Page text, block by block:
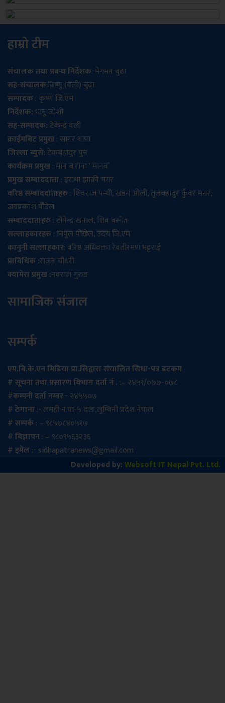
हाम्रो टीम
संचालक तथा प्रबन्ध निर्देशक: मेगमन बुढा
सह-संचालक:विष्णु (वली) बुढा
सम्पादक: कृष्ण जि.एम
निर्देशक:भानु जोशी
सह-सम्पादक:टेकेन्द्र वली
क्राईमबिट प्रमुख: सागर थापा
जिल्ला ब्युरो: टेकबहादुर पुन
कार्यक्रम प्रमुख: मान ब.राना ‘ मानव’
प्रमुख सम्बाददाता: इराधा झाक्री मगर
वरिष्ठ सम्बाददाताहरु: शिवराज पन्थी, खडग ओली, तुलबहादुर कुँवर मगर,
जयप्रकाश पौडेल
सम्बाददाताहरु: टोपेन्द्र खनाल, शिव बस्नेत
सल्लाहकारहरु: बिपुल पोख्रेल, उदय जि.एम
कानुनी सल्लाहकार: वरिष्ठ अधिवक्ता रेवतीरमण भट्टराई
प्राविधिक :राजन चौधरी
क्यामेरा प्रमुख :नवराज गुरुङ
सामाजिक संजाल
सम्पर्क
एम.बि.के.एन मिडिया प्रा.लिद्वारा संचालित सिधा-पत्र डटकम
# सूचना तथा प्रसारण विभाग दर्ता नं . :– २४५९/०७७-०७८
#कम्पनी दर्ता नम्बर:- २४५५०७
# ठेगाना:- लमही न.पा-५ दाङ,लुम्बिनी प्रदेश नेपाल
# सम्पर्क: – ९८५७८४०५१७
# बिज्ञापन: – ९८०९५६३२३६
# इमेल:- sidhapatranews@gmail.com
Developed by:Websoft IT Nepal Pvt. Ltd.